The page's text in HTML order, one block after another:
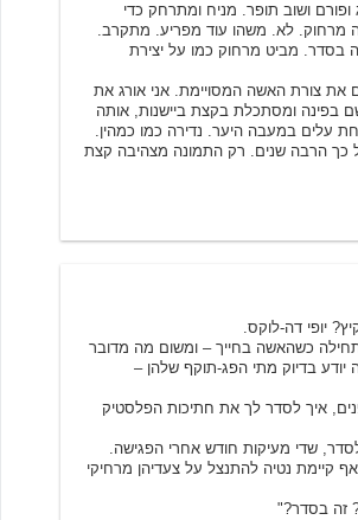
ופורם ושוב תופר. מניח ומתרחק כדי
מרחוק. לא. משהו עוד מפריע. מתקרב.
בסדר. מביט מרחוק כמו על יצירת
את צורת האשה המסויימת. אני אורג את
בפינה ומסתכלת בקצת ביישנות, אותה
עלים במעבה היער. נדירה כמו כמהין.
כך הרבה שנים. רק התמונה מצהיבה קצת
יופי דה-לוקס.
כשהאשה בחייך – ומשום מה מדובר
בדיוק מתי הפג-תוקף שלהן –
איך לסדר לך את חתיכות הפלסטיק
לסדר, שדי מעיקות חודש אחרי הפגישה.
קיימת נטיה להתנצל על צעדיהן מרחיקי
זה בסדר?"